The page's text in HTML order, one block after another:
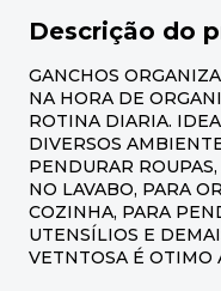
Descrição do
GANCHOS
NA HORA DE
ROTINA DIARIA.
DIVERSOS
PENDURAR
NO LAVABO, PARA
COZINHA, PARA
UTENSÍLIOS E
VETNTOSA É OTIMO